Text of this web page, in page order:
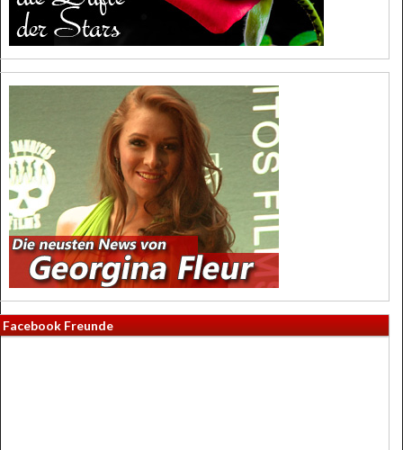
Facebook Freunde